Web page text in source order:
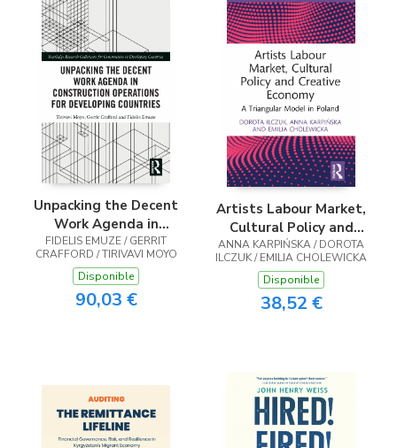
Unpacking the Decent
Work Agenda in
Construction
Operations for
Developing Countries
FIDELIS EMUZE / GERRIT
CRAFFORD / TIRIVAVI MOYO
Disponible
90,03 €
Artists Labour Market,
Cultural Policy and
Creative Economy
ANNA KARPIŃSKA / DOROTA
ILCZUK / EMILIA CHOLEWICKA
Disponible
38,52 €